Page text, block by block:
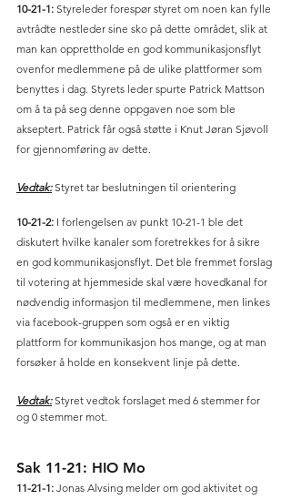
10-21-1: Styreleder forespør styret om noen kan fylle
avtrådte nestleder sine sko på dette området, slik at
man kan opprettholde en god kommunikasjonsflyt
ovenfor medlemmene på de ulike plattformer som
benyttes i dag. Styrets leder spurte Patrick Mattson
om å ta på seg denne oppgaven noe som ble
akseptert. Patrick får også støtte i Knut Jøran Sjøvoll
for gjennomføring av dette.
Vedtak: Styret tar beslutningen til orientering
10-21-2: I forlengelsen av punkt 10-21-1 ble det
diskutert hvilke kanaler som foretrekkes for å sikre
en god kommunikasjonsflyt. Det ble fremmet forslag
til votering at hjemmeside skal være hovedkanal for
nødvendig informasjon til medlemmene, men linkes
via facebook-gruppen som også er en viktig
plattform for kommunikasjon hos mange, og at man
forsøker å holde en konsekvent linje på dette.
Vedtak: Styret vedtok forslaget med 6 stemmer for
og 0 stemmer mot.
Sak 11-21: HIO Mo
11-21-1: Jonas Alvsing melder om god aktivitet og